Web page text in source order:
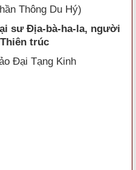
Thông Du Hý)
sư Địa-bà-ha-la, người
trúc
Đại Tạng Kinh